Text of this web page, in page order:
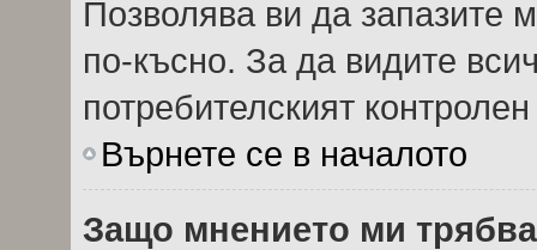
Позволява ви да запазите
по-късно. За да видите
потребителският
Върнете се в началото
Защо мнението ми